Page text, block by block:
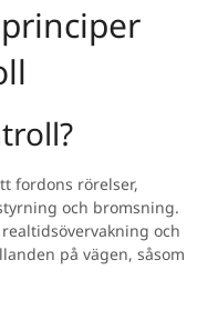
fordons rörelser,
och bromsning.
och
på vägen, såsom